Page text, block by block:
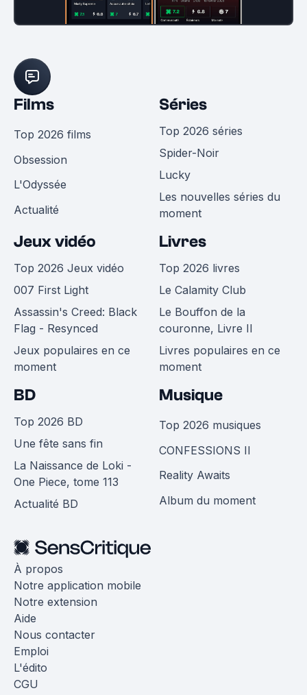
Films
Top 2026 films
Obsession
L'Odyssée
Actualité
Séries
Top 2026 séries
Spider-Noir
Lucky
Les nouvelles séries du
moment
Jeux vidéo
Top 2026 Jeux vidéo
007 First Light
Assassin's Creed: Black
Flag - Resynced
Jeux populaires en ce
moment
Livres
Top 2026 livres
Le Calamity Club
Le Bouffon de la
couronne, Livre II
Livres populaires en ce
moment
BD
Top 2026 BD
Une fête sans fin
La Naissance de Loki -
One Piece, tome 113
Actualité BD
Musique
Top 2026 musiques
CONFESSIONS II
Reality Awaits
Album du moment
À propos
Notre application mobile
Notre extension
Aide
Nous contacter
Emploi
L'édito
CGU